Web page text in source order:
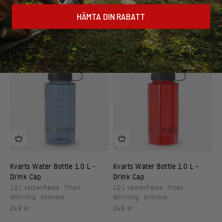
1,0 L vattenflaska · Tritan ·
REA-pris
249 kr
REA-pris
249 kr
NEW
Kvarts Water Bottle 1.0 L -
Drink Cap
1,0 L vattenflaska · Tritan ·
lättviktig · dricklock
REA-pris
249 kr
NEW
Kvarts Water Bottle 1.0 L -
Drink Cap
1,0 L vattenflaska · Tritan ·
lättviktig · dricklock
REA-pris
249 kr
HÄMTA DIN RABATT